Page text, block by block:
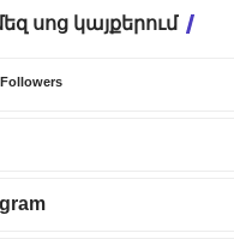
սոց կայքերում
Followers